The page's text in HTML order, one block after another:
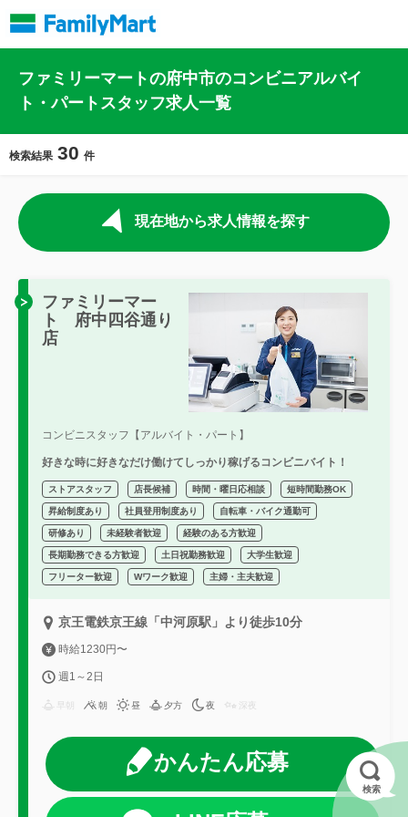
ファミリーマートの府中市のコンビニアルバイ
ト・パートスタッフ求人一覧
検索結果 30 件
現在地から求人情報を探す
ファミリーマー
ト 府中四谷通り
店
コンビニスタッフ【アルバイト・パート】
好きな時に好きなだけ働けてしっかり稼げるコンビニバイト！
ストアスタッフ 店長候補 時間・曜日応相談 短時間勤務OK
昇給制度あり 社員登用制度あり 自転車・バイク通勤可
研修あり 未経験者歓迎 経験のある方歓迎
長期勤務できる方歓迎 土日祝勤務歓迎 大学生歓迎
フリーター歓迎 Wワーク歓迎 主婦・主夫歓迎
京王電鉄京王線「中河原駅」より徒歩10分
時給1230円〜
週1～2日
早朝 朝 昼 夕方 夜 深夜
かんたん応募
検索